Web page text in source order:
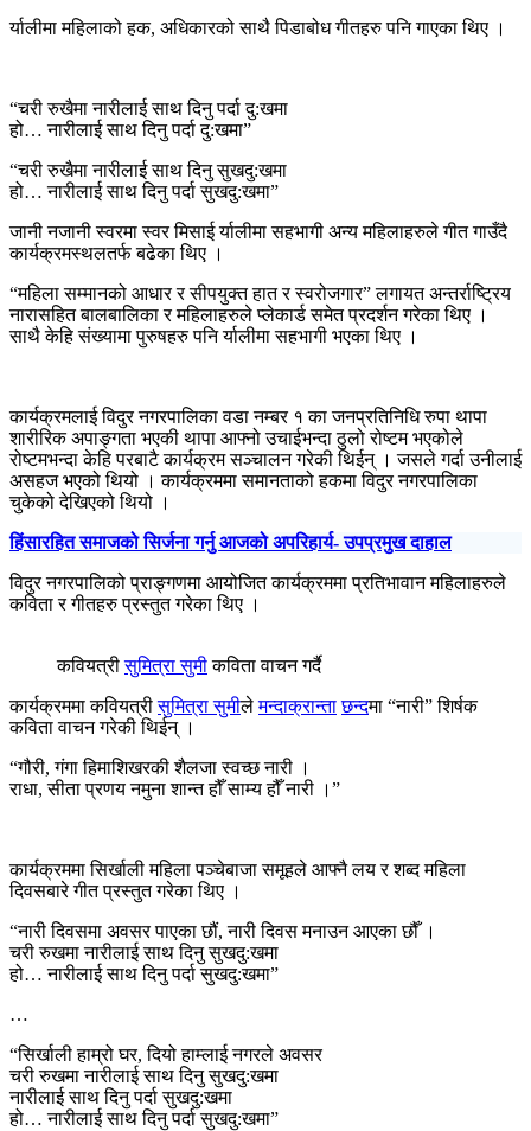
र्यालीमा महिलाको हक, अधिकारको साथै पिडाबोध गीतहरु पनि गाएका थिए ।
“चरी रुखैमा नारीलाई साथ दिनु पर्दा दु:खमा
हो… नारीलाई साथ दिनु पर्दा दु:खमा”
“चरी रुखैमा नारीलाई साथ दिनु सुखदु:खमा
हो… नारीलाई साथ दिनु पर्दा सुखदु:खमा”
जानी नजानी स्वरमा स्वर मिसाई र्यालीमा सहभागी अन्य महिलाहरुले गीत गाउँदै
कार्यक्रमस्थलतर्फ बढेका थिए ।
“महिला सम्मानको आधार र सीपयुक्त हात र स्वरोजगार” लगायत अन्तर्राष्ट्रिय
नारासहित बालबालिका र महिलाहरुले प्लेकार्ड समेत प्रदर्शन गरेका थिए ।
साथै केहि संख्यामा पुरुषहरु पनि र्यालीमा सहभागी भएका थिए ।
कार्यक्रमलाई विदुर नगरपालिका वडा नम्बर १ का जनप्रतिनिधि रुपा थापा
शारीरिक अपाङ्गता भएकी थापा आफ्नो उचाईभन्दा ठुलो रोष्टम भएकोले
रोष्टमभन्दा केहि परबाटै कार्यक्रम सञ्चालन गरेकी थिईन् । जसले गर्दा उनीलाई
असहज भएको थियो । कार्यक्रममा समानताको हकमा विदुर नगरपालिका
चुकेको देखिएको थियो ।
हिंसारहित समाजको सिर्जना गर्नु आजको अपरिहार्य- उपप्रमुख दाहाल
विदुर नगरपालिको प्राङ्गणमा आयोजित कार्यक्रममा प्रतिभावान महिलाहरुले
कविता र गीतहरु प्रस्तुत गरेका थिए ।
कवियत्रीसुमित्रा सुमीकविता वाचन गर्दै
कार्यक्रममा कवियत्रीसुमित्रा सुमीलेमन्दाक्रान्ता छन्दमा “नारी” शिर्षक
कविता वाचन गरेकी थिईन् ।
“गौरी, गंगा हिमाशिखरकी शैलजा स्वच्छ नारी ।
राधा, सीता प्रणय नमुना शान्त हौँ साम्य हौँ नारी ।”
कार्यक्रममा सिर्खाली महिला पञ्चेबाजा समूहले आफ्नै लय र शब्द महिला
दिवसबारे गीत प्रस्तुत गरेका थिए ।
“नारी दिवसमा अवसर पाएका छौं, नारी दिवस मनाउन आएका छौँ ।
चरी रुखमा नारीलाई साथ दिनु सुखदु:खमा
हो… नारीलाई साथ दिनु पर्दा सुखदु:खमा”
…
“सिर्खाली हाम्रो घर, दियो हाम्लाई नगरले अवसर
चरी रुखमा नारीलाई साथ दिनु सुखदु:खमा
नारीलाई साथ दिनु पर्दा सुखदु:खमा
हो… नारीलाई साथ दिनु पर्दा सुखदु:खमा”